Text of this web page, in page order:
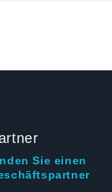
Sie einen